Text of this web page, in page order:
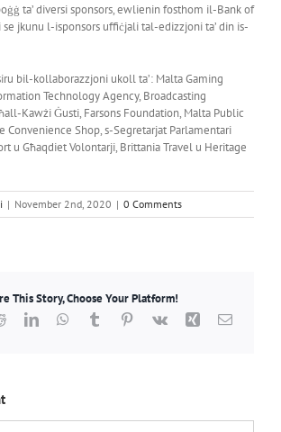
ta’ diversi sponsors, ewlienin fosthom il-Bank of
jkunu l-isponsors uffiċjali tal-edizzjoni ta’ din is-
bil-kollaborazzjoni ukoll ta’: Malta Gaming
Technology Agency, Broadcasting
Kawżi Ġusti, Farsons Foundation, Malta Public
Convenience Shop, s-Segretarjat Parlamentari
u Għaqdiet Volontarji, Brittania Travel u Heritage
| November 2nd, 2020 | 0 Comments
This Story, Choose Your Platform!
RedditLinkedInWhatsApp
TumblrPinterest
Vk Xing Email